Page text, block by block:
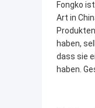
Fongko
Art in
haben,
dass sie
haben.